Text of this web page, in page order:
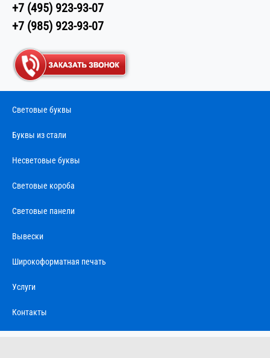
+7 (495) 923-93-07
+7 (985) 923-93-07
Световые буквы
Буквы из стали
Несветовые буквы
Световые короба
Световые панели
Вывески
Широкоформатная печать
Услуги
Контакты